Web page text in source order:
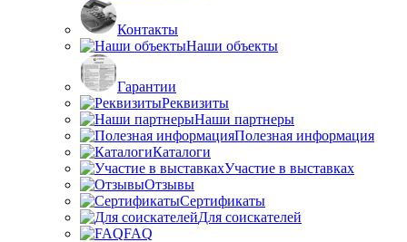
Контакты
Наши объекты
Гарантии
Реквизиты
Наши партнеры
Полезная информация
Каталоги
Участие в выставках
Отзывы
Сертификаты
Для соискателей
FAQ